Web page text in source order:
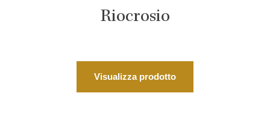
Riocrosio
Visualizza prodotto